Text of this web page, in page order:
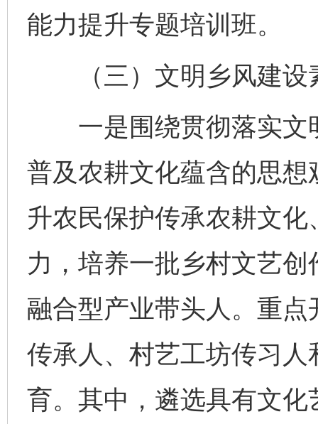
能力提升专题培训班。
（三）文明乡风建设
一是围绕贯彻落实文
普及农耕文化蕴含的思
升农民保护传承农耕文
力，培养一批乡村文艺
融合型产业带头人。重
传承人、村艺工坊传习
育。其中，遴选具有文